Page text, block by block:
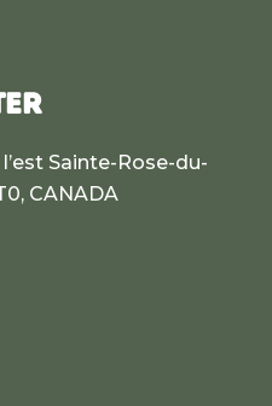
Sainte-Rose-du-
CANADA